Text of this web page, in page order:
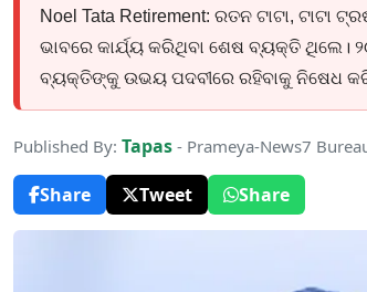
Noel Tata Retirement: ରତନ ଟାଟା,
ଭାବରେ କାର୍ଯ୍ୟ କରିଥିବା ଶେଷ ବ୍ୟକ୍ତି ଥିଲେ।
ବ୍ୟକ୍ତିଙ୍କୁ ଉଭୟ ପଦବୀରେ ରହିବାକୁ ନିଷେଧ
Published By: Tapas - Prameya-News7
Share
Tweet Share